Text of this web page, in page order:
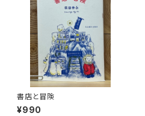
書店と冒険
¥990